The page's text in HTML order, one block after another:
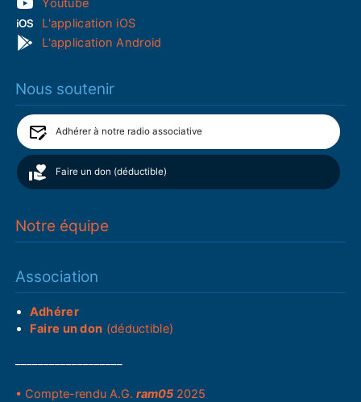
Youtube
L'application iOS
L'application Android
Nous soutenir
Adhérer à notre radio associative
Faire un don (déductible)
Notre équipe
Association
Adhérer
Faire un don (déductible)
• Compte-rendu A.G.ram05 2025